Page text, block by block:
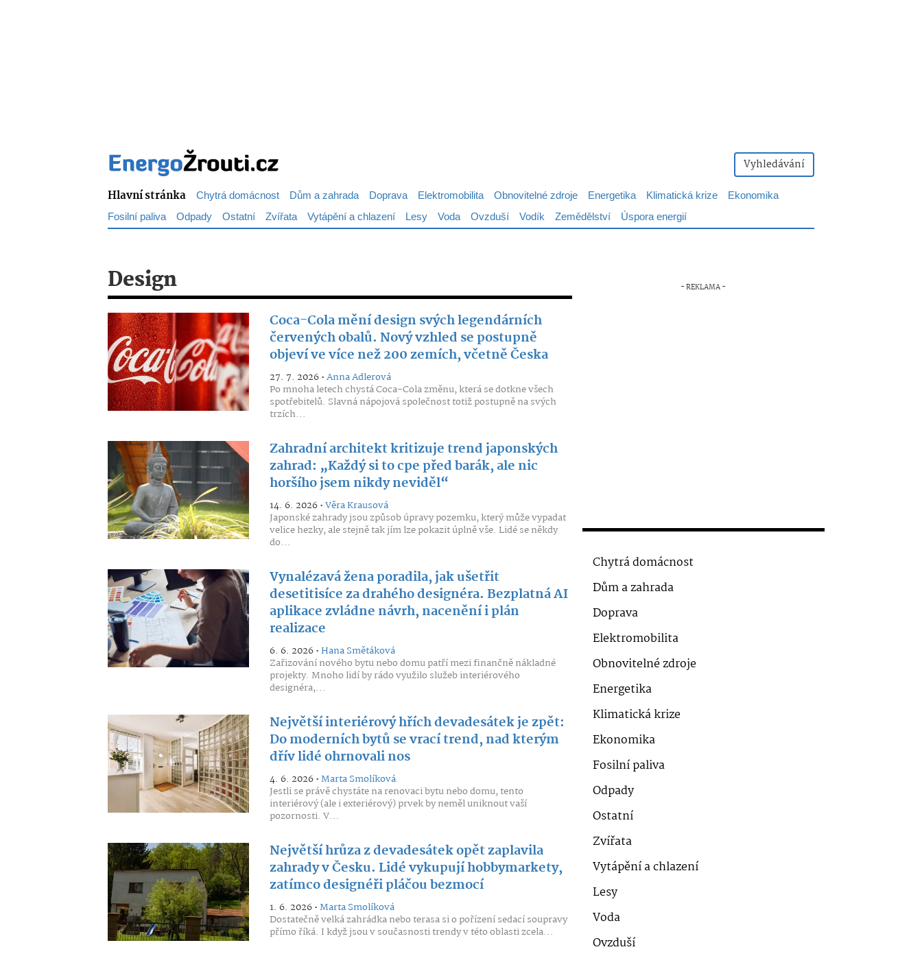
Vyhledávání
Hlavní stránka Chytrá domácnost Dům a zahrada Doprava Elektromobilita Obnovitelné zdroje Energetika Klimatická krize
Ekonomika
Fosilní paliva Odpady Ostatní Zvířata Vytápění a chlazení Lesy Voda Ovzduší Vodík Zemědělství Úspora energií
Design
Coca-Cola mění design svých legendárních
červených obalů. Nový vzhled se postupně
objeví ve více než 200 zemích, včetně Česka
27. 7. 2026 •Anna Adlerová
Po mnoha letech chystá Coca-Cola změnu, která se dotkne všech
spotřebitelů. Slavná nápojová společnost totiž postupně na svých
trzích...
Zahradní architekt kritizuje trend japonských
zahrad: „Každý si to cpe před barák, ale nic
horšího jsem nikdy neviděl“
14. 6. 2026 •Věra Krausová
Japonské zahrady jsou způsob úpravy pozemku, který může vypadat
velice hezky, ale stejně tak jím lze pokazit úplně vše. Lidé se někdy
do...
Vynalézavá žena poradila, jak ušetřit
desetitisíce za drahého designéra. Bezplatná AI
aplikace zvládne návrh, nacenění i plán
realizace
6. 6. 2026 •Hana Smětáková
Zařizování nového bytu nebo domu patří mezi finančně nákladné
projekty. Mnoho lidí by rádo využilo služeb interiérového
designéra,...
Největší interiérový hřích devadesátek je zpět:
Do moderních bytů se vrací trend, nad kterým
dřív lidé ohrnovali nos
4. 6. 2026 •Marta Smolíková
Jestli se právě chystáte na renovaci bytu nebo domu, tento
interiérový (ale i exteriérový) prvek by neměl uniknout vaší
pozornosti. V...
Největší hrůza z devadesátek opět zaplavila
zahrady v Česku. Lidé vykupují hobbymarkety,
zatímco designéři pláčou bezmocí
1. 6. 2026 •Marta Smolíková
Dostatečně velká zahrádka nebo terasa si o pořízení sedací soupravy
přímo říká. I když jsou v současnosti trendy v této oblasti zcela...
Chytrá domácnost
Dům a zahrada
Doprava
Elektromobilita
Obnovitelné zdroje
Energetika
Klimatická krize
Ekonomika
Fosilní paliva
Odpady
Ostatní
Zvířata
Vytápění a chlazení
Lesy
Voda
Ovzduší